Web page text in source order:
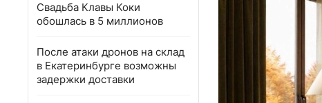
Свадьба Клавы Коки
обошлась в 5 миллионов
После атаки дронов на склад
в Екатеринбурге возможны
задержки доставки